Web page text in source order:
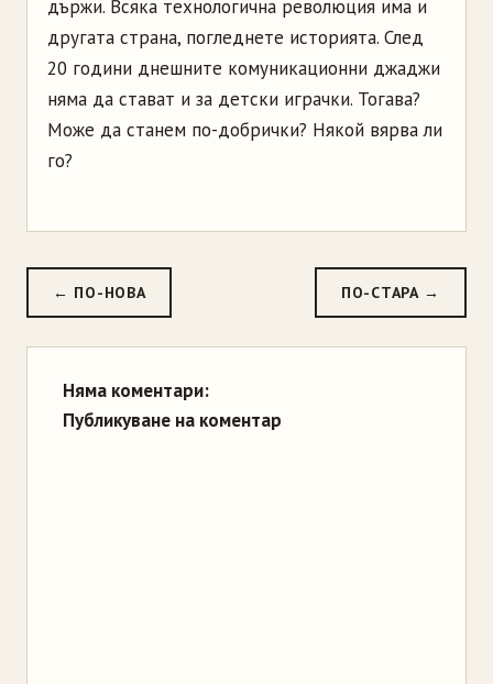
държи. Всяка технологична революция има и
другата страна, погледнете историята. След
20 години днешните комуникационни джаджи
няма да стават и за детски играчки. Тогава?
Може да станем по-добрички? Някой вярва ли
го?
← ПО-НОВА ПО-СТАРА →
Няма коментари:
Публикуване на коментар